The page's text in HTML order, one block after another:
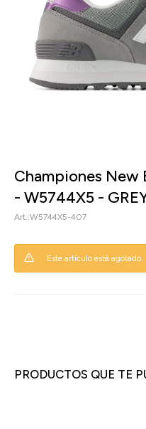
Championes New
- W5744X5 -
W5744X5-407
Este artículo está agotado.
PRODUCTOS QUE TE